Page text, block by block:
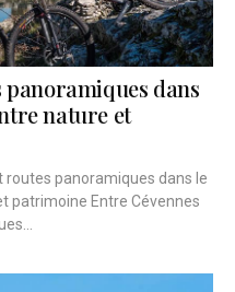
dans
nature et
routes panoramiques dans le
patrimoine Entre Cévennes